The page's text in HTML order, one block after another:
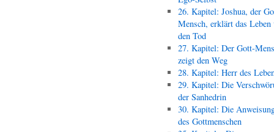
26. Kapitel: Joshua, der
Mensch, erklärt das Leben
den Tod
27. Kapitel: Der Gott-
zeigt den Weg
28. Kapitel: Herr des
29. Kapitel: Die
der Sanhedrin
30. Kapitel: Die
des Gottmenschen